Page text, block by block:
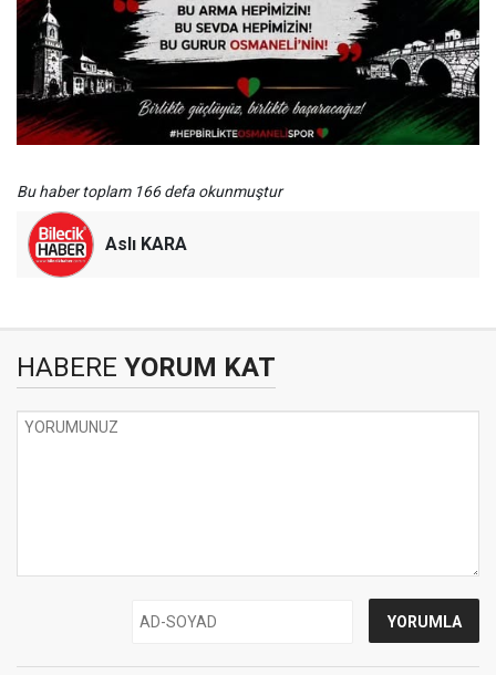
Bu haber toplam 166 defa okunmuştur
Aslı KARA
HABERE YORUM KAT